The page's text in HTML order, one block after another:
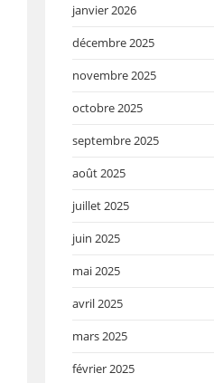
janvier 2026
décembre 2025
novembre 2025
octobre 2025
septembre 2025
août 2025
juillet 2025
juin 2025
mai 2025
avril 2025
mars 2025
février 2025